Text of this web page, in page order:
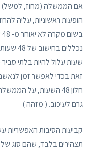
אם הממשלה (מחוז, למשל)
הופעות ראשוניות, עליה
שעות עלול להיות בלתי
זאת בכדי לאפשר זמן
חלון 48 השעות, על
גרם לעיכוב. ( מזהה )
קביעות הסיבות האפשריות
תצהירים בלבד, שהם סוג